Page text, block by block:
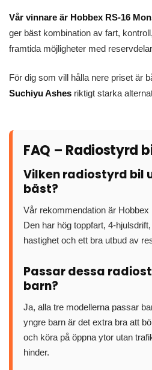
Vår vinnare är Hobbex RS-16
ger bäst kombination av fart,
framtida möjligheter med
För dig som vill hålla nere priset är
Suchiyu Ashes riktigt starka
FAQ – Radiostyrd
Vilken radiostyrd bil
bäst?
Vår rekommendation är
Den har hög toppfart, 4-
hastighet och ett bra utbud av
Passar dessa
barn?
Ja, alla tre modellerna passar
yngre barn är det extra bra att
och köra på öppna ytor utan
hinder.